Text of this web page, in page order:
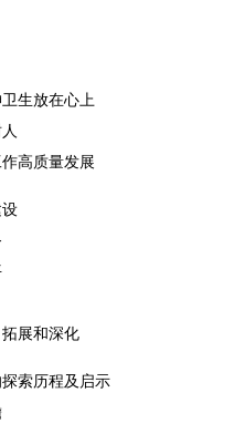
生放在心上
高质量发展
展和深化
索历程及启示